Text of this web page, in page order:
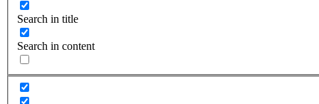
Search in title
Search in content